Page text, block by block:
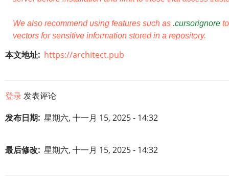
We also recommend using features such as .cursorignore
vectors for sensitive information stored in a repository.
本文地址 https://architect.pub
登录发表评论
发布日期 星期六, 十一月 15, 2025 - 14:32
最后修改 星期六, 十一月 15, 2025 - 14:32